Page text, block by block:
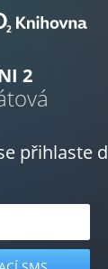
2
přihlaste